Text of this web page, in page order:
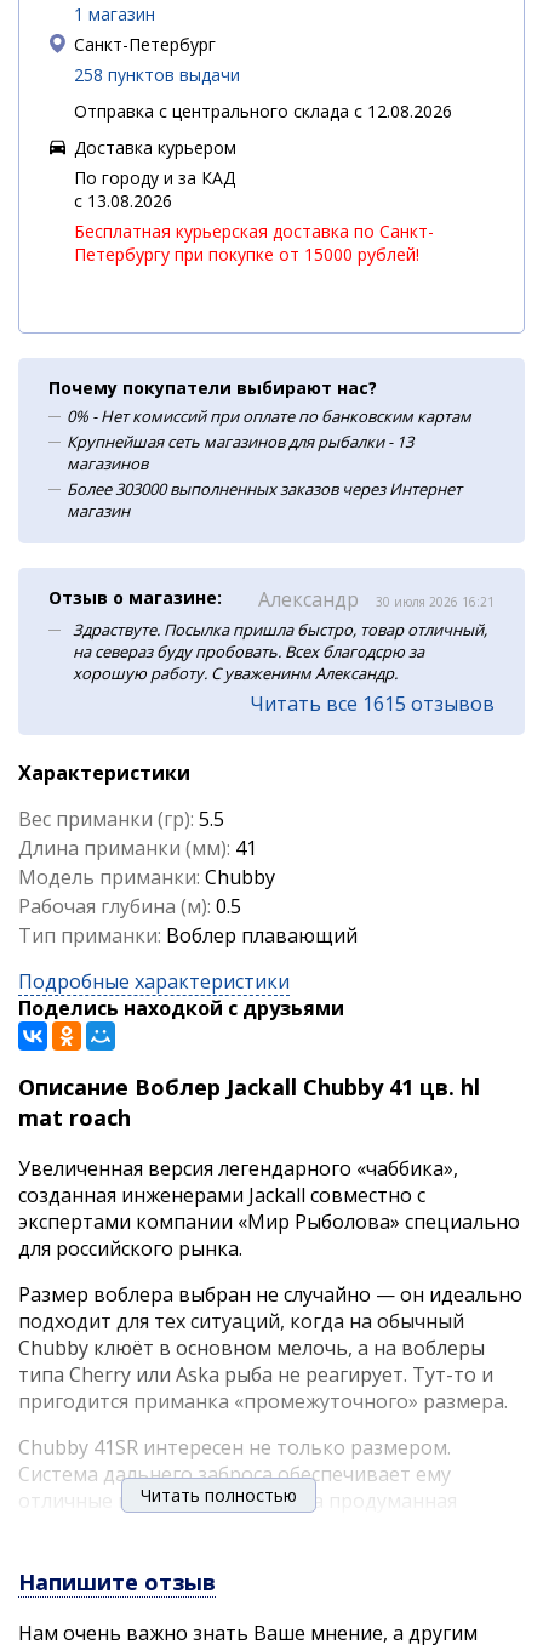
1 магазин
Санкт-Петербург
258 пунктов выдачи
Отправка с центрального склада с 12.08.2026
Доставка курьером
По городу и за КАД
c 13.08.2026
Бесплатная курьерская доставка по Санкт-
Петербургу при покупке от 15000 рублей!
Почему покупатели выбирают нас?
0% - Нет комиссий при оплате по банковским картам
Крупнейшая сеть магазинов для рыбалки - 13
магазинов
Более 303000 выполненных заказов через Интернет
магазин
Отзыв о магазине: Александр 30 июля 2026 16:21
Здраствуте. Посылка пришла быстро, товар отличный,
на севераз буду пробовать. Всех благодсрю за
хорошую работу. С уваженинм Александр.
Читать все 1615 отзывов
Характеристики
Вес приманки (гр): 5.5
Длина приманки (мм): 41
Модель приманки: Chubby
Рабочая глубина (м): 0.5
Тип приманки: Воблер плавающий
Подробные характеристики
Поделись находкой с друзьями
Описание Воблер Jackall Chubby 41 цв. hl
mat roach
Увеличенная версия легендарного «чаббика»,
созданная инженерами Jackall совместно с
экспертами компании «Мир Рыболова» специально
для российского рынка.
Размер воблера выбран не случайно — он идеально
подходит для тех ситуаций, когда на обычный
Chubby клюёт в основном мелочь, а на воблеры
типа Cherry или Aska рыба не реагирует. Тут-то и
пригодится приманка «промежуточного» размера.
Chubby 41SR интересен не только размером.
Система дальнего заброса обеспечивает ему
отличные полётные качества, а продуманная
На воблере установлены надёжные тройники
Owner, которые обеспечат надёжную подсечку и не
Читать полностью
Напишите отзыв
Нам очень важно знать Ваше мнение, а другим